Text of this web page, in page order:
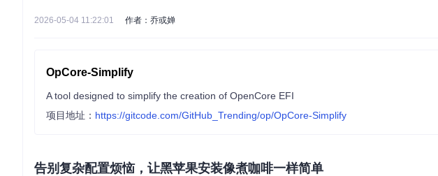
2026-05-04 11:22:01 作者：乔或婵
OpCore-Simplify
A tool designed to simplify the creation of OpenCore EFI
项目地址： https://gitcode.com/GitHub_Trending/op/OpCore-Simplify
告别复杂配置烦恼，让黑苹果安装像煮咖啡一样简单